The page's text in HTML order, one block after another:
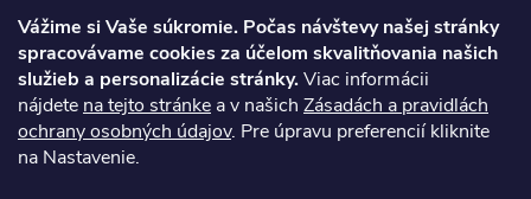
Vážime si Vaše súkromie. Počas návštevy našej stránky
spracovávame cookies za účelom skvalitňovania našich
služieb a personalizácie stránky.Viac informácii
nájdete na tejto stránke a v našich Zásadách a pravidlách
ochrany osobných údajov. Pre úpravu preferencií kliknite
na Nastavenie.
Aktuálne ceny tovaru
platné od : 7/8/2026